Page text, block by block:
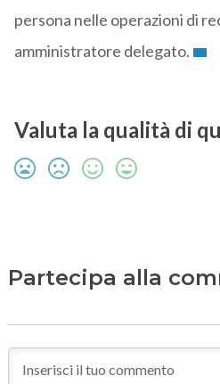
persona nelle operazioni di
amministratore delegato.
Valuta la qualità di
Partecipa alla